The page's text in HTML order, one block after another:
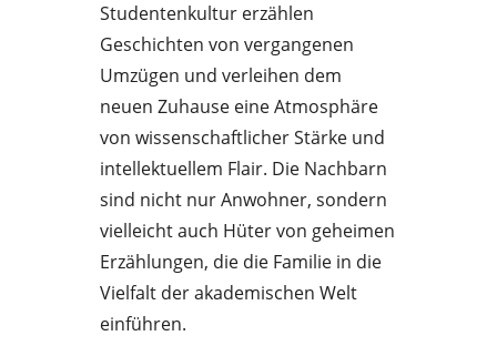
Studentenkultur erzählen
Geschichten von vergangenen
Umzügen und verleihen dem
neuen Zuhause eine Atmosphäre
von wissenschaftlicher Stärke und
intellektuellem Flair. Die Nachbarn
sind nicht nur Anwohner, sondern
vielleicht auch Hüter von geheimen
Erzählungen, die die Familie in die
Vielfalt der akademischen Welt
einführen.